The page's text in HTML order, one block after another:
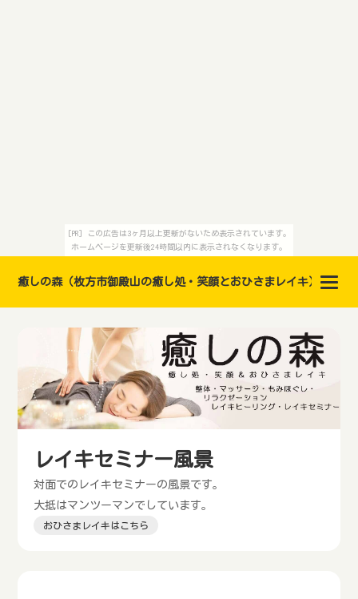
[PR] この広告は3ヶ月以上更新がないため表示されています。
ホームページを更新後24時間以内に表示されなくなります。
癒しの森（枚方市御殿山の癒し処・笑顔とおひさまレイキ）レイ
レイキセミナー風景
対面でのレイキセミナーの風景です。
大抵はマンツーマンでしています。
おひさまレイキはこちら